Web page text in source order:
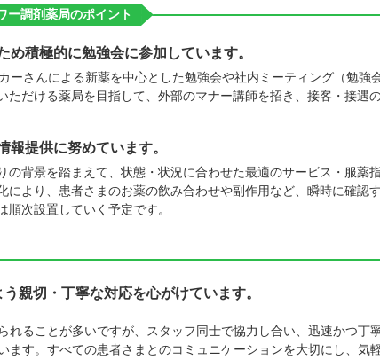
調剤薬局のポイント
積極的に勉強会に参加しています。
ーさんによる新薬を中心とした勉強会や社内ミーティング（勉強
ただける薬局を目指して、外部のマナー講師を招き、接客・接遇
報提供に努めています。
の背景を踏まえて、状態・状況に合わせた最適のサービス・服薬
により、患者さまのお薬の飲み合わせや副作用など、瞬時に確認
次設置していく予定です。
親切・丁寧な対応を心がけています。
れることが多いですが、スタッフ同士で協力し合い、迅速かつ丁
ます。すべての患者さまとのコミュニケーションを大切にし、気